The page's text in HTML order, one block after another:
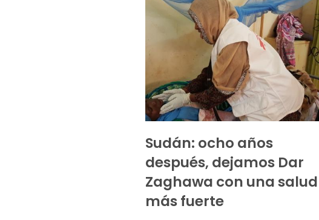
Sudán: ocho años
después, dejamos Dar
Zaghawa con una salud
más fuerte